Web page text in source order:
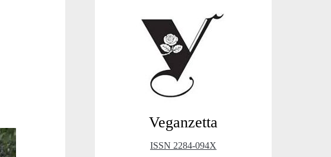
Sidebar
Veganzetta
ISSN 2284-094X